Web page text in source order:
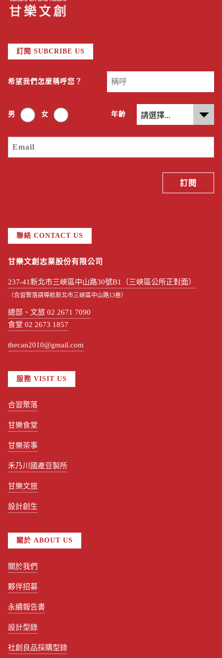
訂閱 SUBCRIBE US
希望我們怎麼稱呼您？
男 女 年齡
聯絡 CONTACT US
甘樂文創志業股份有限公司
237-41新北市三峽區中山路30號B1（三峽區公所正對面）
（合習聚落請導航新北市三峽區中山路13巷）
總部、文旅 02 2671 7090
食堂 02 2673 1857
thecan2010@gmail.com
服務 VISIT US
合習聚落
甘樂食堂
甘樂茶事
禾乃川國產豆製所
甘樂文旅
設計創生
關於 ABOUT US
關於我們
夥伴招募
永續報告書
設計型錄
社創良品採購型錄